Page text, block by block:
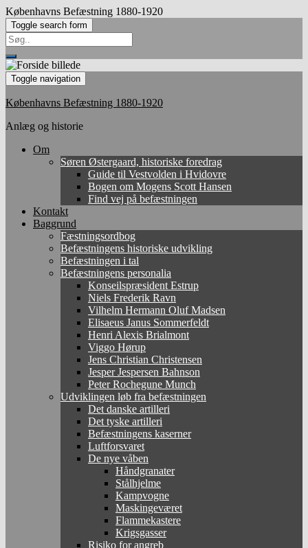
Københavns Befæstning 1880-1920
Toggle search form
Search
for:
Toggle navigation
Københavns Befæstning 1880-1920
Anlæg og historie
Om
Søren Østergaard, historiske foredrag
Guide til Vestvolden i Hvidovre
Bogen om Mogens Scott Hansen
Find vej på befæstningen
Kontakt
Baggrund
Fæstningsordbog
Befæstningens historiske udvikling
Befæstningen i tal
Befæstningens personalia
Konseilspræsident Estrup
Niels Frederik Ravn
Vilhelm Hermann Oluf Madsen
Elisaeus Janus Sommerfeldt
Henri Alexis Brialmont
Viggo Hørup
Jens Christian Christensen
Jesper Jespersen Bahnson
Peter Rochegune Munch
Udviklingen løb fra befæstningen
Det danske artilleri
Det tyske artilleri
Befæstningens kaserner
Luftforsvaret
De nye våben
Håndgranater
Stålhjelme
Kampvogne
Maskingeværet
Flammekastere
Krigsgasser
Risiko for angreb